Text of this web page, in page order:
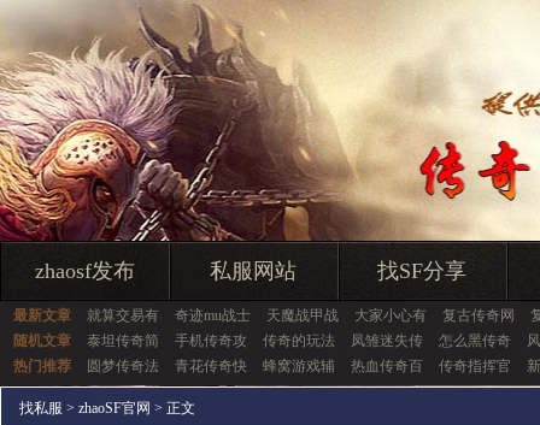
zhaosf发布 私服网站 找SF分享
最新文章 就算交易有 奇迹mu战士 天魔战甲战 大家小心有 复古传奇网
随机文章
泰坦传奇简 手机传奇攻 传奇的玩法 凤雏迷失传 怎么黑传奇
热门推荐
圆梦传奇法 青花传奇快 蜂窝游戏辅 热血传奇百 传奇指挥官
找私服 > zhaoSF官网 > 正文